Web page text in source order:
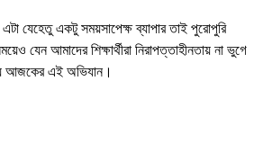
যেহেতু একটু সময়সাপেক্ষ ব্যাপার তাই পুরোপুরি
যেন আমাদের শিক্ষার্থীরা নিরাপত্তাহীনতায় না ভুগে
আজকের এই অভিযান।